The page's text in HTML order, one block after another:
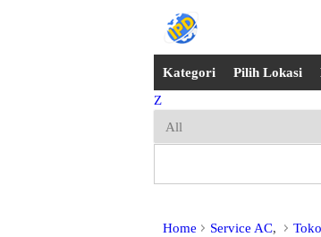
Kategori Pilih Lokasi
Z
Home Service AC,